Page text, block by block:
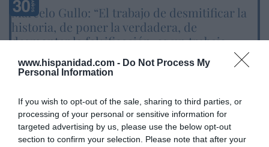
www.hispanidad.com - Do Not Process My
Personal Information
If you wish to opt-out of the sale, sharing to third parties, or
processing of your personal or sensitive information for
targeted advertising by us, please use the below opt-out
section to confirm your selection. Please note that after your
Marcelo Gullo: “El trabajo de desmitificar la
historia, de poner la verdadera, de
desmontar la falsificación, es un trabajo
cristiano"
por Hispanidad
DIARIO DE LA CORRUPCIÓN SANCHISTA